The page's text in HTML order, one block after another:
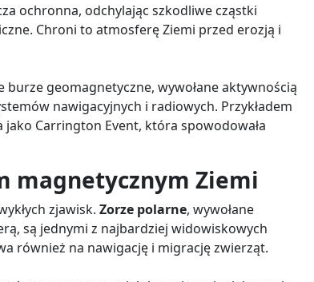
ochronna, odchylając szkodliwe cząstki
Chroni to atmosferę Ziemi przed erozją i
geomagnetyczne, wywołane aktywnością
nawigacyjnych i radiowych. Przykładem
jako Carrington Event, która spowodowała
magnetycznym Ziemi
zjawisk. Zorze polarne, wywołane
są jednymi z najbardziej widowiskowych
również na nawigację i migrację zwierząt.